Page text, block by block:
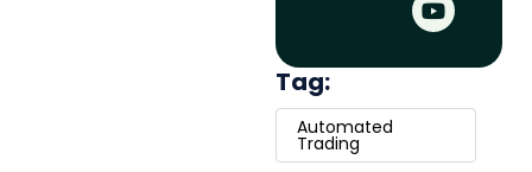
Tag:
Automated
Trading